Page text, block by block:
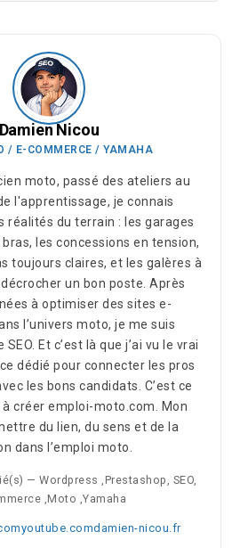
Damien Nicou
/ E-COMMERCE / YAMAHA
moto, passé des ateliers au
l'apprentissage, je connais
réalités du terrain : les garages
les concessions en tension,
toujours claires, et les galères à
un bon poste. Après
à optimiser des sites e-
l’univers moto, je me suis
Et c’est là que j’ai vu le vrai
dédié pour connecter les pros
les bons candidats. C’est ce
à créer emploi-moto.com. Mon
du lien, du sens et de la
dans l’emploi moto.
— Wordpress ,Prestashop, SEO,
,Moto ,Yamaha
youtube.comdamien-nicou.fr